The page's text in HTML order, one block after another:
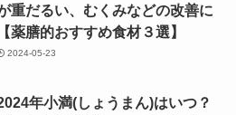
重だるい、むくみなどの改善に
【薬膳的おすすめ食材３選】
2024-05-23
年小満(しょうまん)はいつ？